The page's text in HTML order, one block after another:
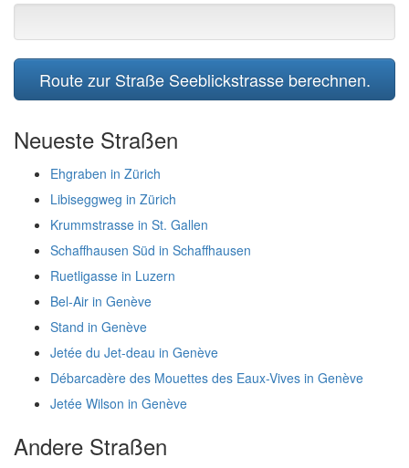
Route zur Straße Seeblickstrasse berechnen.
Neueste Straßen
Ehgraben in Zürich
Libiseggweg in Zürich
Krummstrasse in St. Gallen
Schaffhausen Süd in Schaffhausen
Ruetligasse in Luzern
Bel-Air in Genève
Stand in Genève
Jetée du Jet-deau in Genève
Débarcadère des Mouettes des Eaux-Vives in Genève
Jetée Wilson in Genève
Andere Straßen